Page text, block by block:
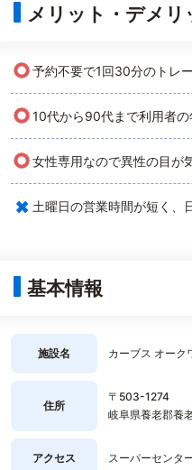
メリット・デメリ
○予約不要で1回30分のトレ
○10代から90代まで利用者
○女性専用なので異性の目が
× 土曜日の営業時間が短く、
基本情報
施設名 カーブス オーク
住所
〒503-1274
岐阜県養老郡養
アクセス スーパーセンタ